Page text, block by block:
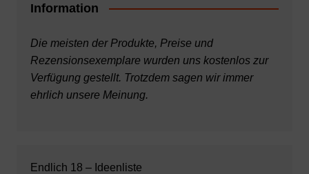
Information
Die meisten der Produkte, Preise und
Rezensionsexemplare wurden uns kostenlos zur
Verfügung gestellt. Trotzdem sagen wir immer
ehrlich unsere Meinung.
Endlich 18 – Ideenliste